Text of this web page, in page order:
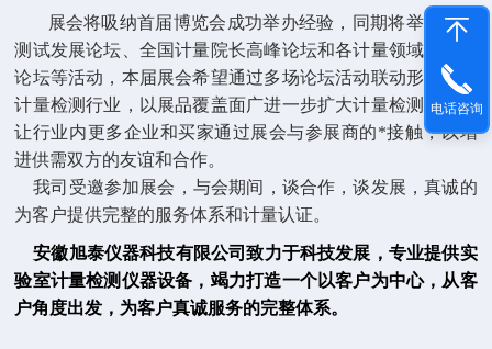
展会将吸纳首届博览会成功举办经验，同期将举办计量
测试发展论坛、全国计量院长高峰论坛和各计量领域的专题
论坛等活动，本届展会希望通过多场论坛活动联动形式聚焦
计量检测行业，以展品覆盖面广进一步扩大计量检测空间，
让行业内更多企业和买家通过展会与参展商的*接触，以增
进供需双方的友谊和合作。
我司受邀参加展会，与会期间，谈合作，谈发展，真诚的
为客户提供完整的服务体系和计量认证。
安徽旭泰仪器科技有限公司致力于科技发展，专业提供实
验室计量检测仪器设备，竭力打造一个以客户为中心，从客
户角度出发，为客户真诚服务的完整体系。
电话咨询